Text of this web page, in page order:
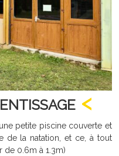
petite piscine couverte et
de la natation, et ce, à tout
de 0.6m à 1.3m)